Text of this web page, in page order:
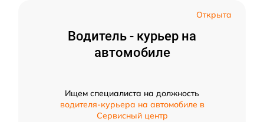
Открыта
Водитель - курьер на
автомобиле
Ищем специалиста на должность
водителя-курьера на автомобиле в
Сервисный центр